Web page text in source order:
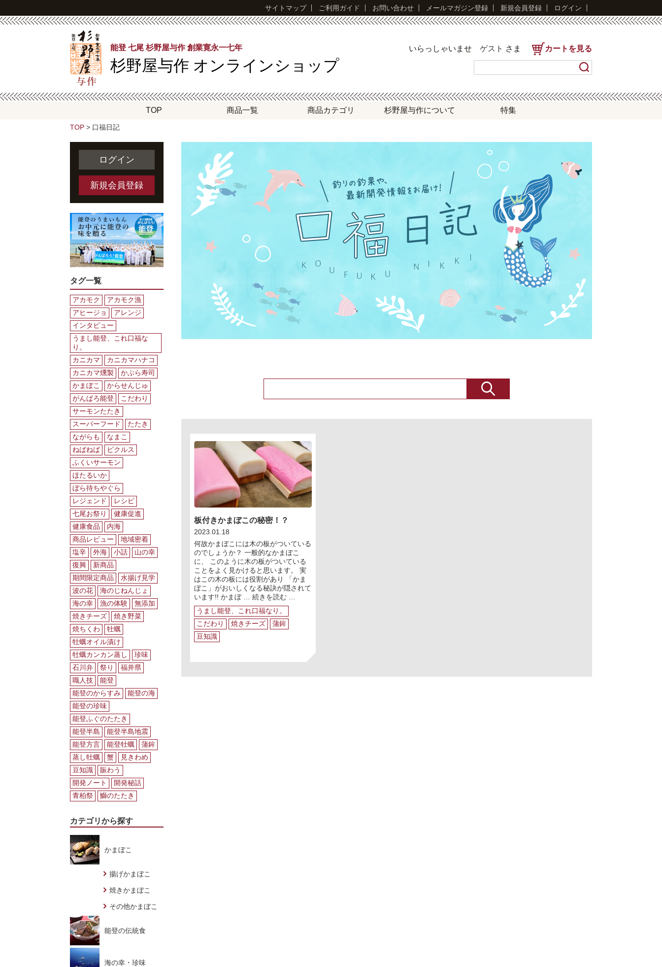
サイトマップ ご利用ガイド お問い合わせ メールマガジン登録 新規会員登録 ログイン
能登 七尾 杉野屋与作 創業寛永一七年
杉野屋与作 オンラインショップ
いらっしゃいませ ゲスト さま カートを見る
TOP 商品一覧 商品カテゴリ 杉野屋与作について 特集
TOP > 口福日記
板付きかまぼこの秘密！？
2023.01.18
何故かまぼこには木の板がついている
のでしょうか？ 一般的なかまぼこ
に、 このように木の板がついている
ことをよく見かけると思います。 実
はこの木の板には役割があり 「かま
ぼこ」がおいしくなる秘訣が隠されて
います!! かまぼ … 続きを読む
付
ま
密！？
…
うまし能登、これ口福なり。
こだわり
焼きチーズ
蒲鉾
豆知識
ログイン
新規会員登録
タグ一覧
アカモク
アカモク漁
アヒージョ
アレンジ
インタビュー
うまし能登、これ口福な
り。
カニカマ
カニカマハナコ
カニカマ燻製
かぶら寿司
かまぼこ
からせんじゅ
がんばろ能登
こだわり
サーモンたたき
スーパーフード
たたき
ながらも
なまこ
ねばねば
ピクルス
ふくいサーモン
ほたるいか
ぼら待ちやぐら
レジェンド
レシピ
七尾お祭り
健康促進
健康食品
内海
商品レビュー
地域密着
塩辛
外海 小話
山の幸
復興
新商品
期間限定商品
水揚げ見学
波の花
海のじねんじょ
海の幸
漁の体験
無添加
焼きチーズ
焼き野菜
焼ちくわ
牡蠣
牡蠣オイル漬け
牡蠣カンカン蒸し
珍味
石川弁
祭り
福井県
職人技
能登
能登のからすみ
能登の海
能登の珍味
能登ふぐのたたき
能登半島
能登半島地震
能登方言
能登牡蠣
蒲鉾
蒸し牡蠣
蟹
見きわめ
豆知識
賑わう
開発ノート
開発秘話
青柏祭
鰤のたたき
カテゴリから探す
かまぼこ
揚げかまぼこ
焼きかまぼこ
その他かまぼこ
能登の伝統食
海の幸・珍味